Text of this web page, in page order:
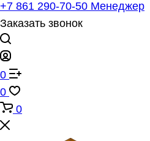
+7 861 290-70-50 Менеджер
Заказать звонок
0
0
0